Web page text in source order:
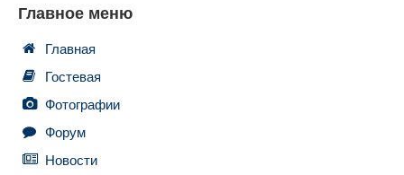
Правила
Главное меню
Главная
Гостевая
Фотографии
Форум
Новости